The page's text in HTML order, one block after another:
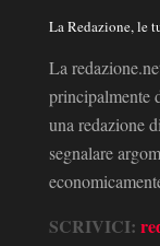
La Redazione, le
La
principalmente
una redazione
segnalare
SCRIVICI: